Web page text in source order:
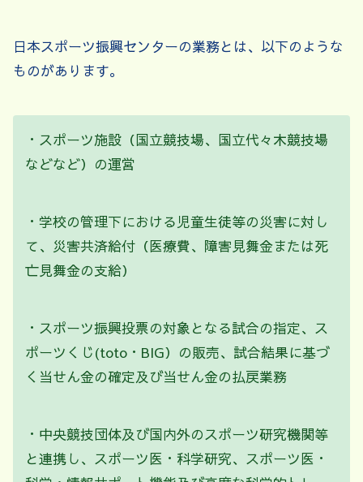
日本スポーツ振興センターの業務とは、以下のような
ものがあります。
・スポーツ施設（国立競技場、国立代々木競技場
などなど）の運営
・学校の管理下における児童生徒等の災害に対し
て、災害共済給付（医療費、障害見舞金または死
亡見舞金の支給）
・スポーツ振興投票の対象となる試合の指定、ス
ポーツくじ(toto・BIG）の販売、試合結果に基づ
く当せん金の確定及び当せん金の払戻業務
・中央競技団体及び国内外のスポーツ研究機関等
と連携し、スポーツ医・科学研究、スポーツ医・